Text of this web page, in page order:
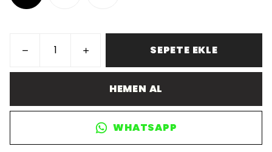
SEPETE EKLE
HEMEN AL
WHATSAPP